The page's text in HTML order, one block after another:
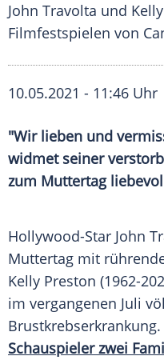
John Travolta und
Filmfestspielen von
10.05.2021 - 11:46 Uhr
"Wir lieben und
widmet seiner
zum Muttertag
Hollywood-Star John
Muttertag mit
Kelly Preston (1962-
im vergangenen Juli
Brustkrebserkrankung.
Schauspieler zwei